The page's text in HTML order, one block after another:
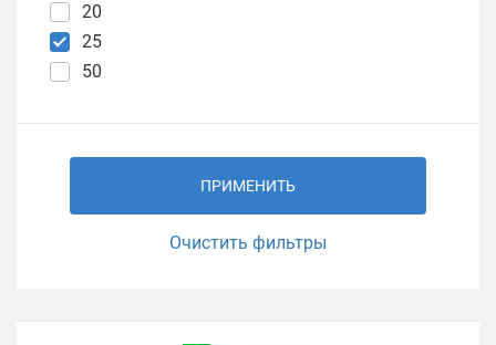
20
25
50
ПРИМЕНИТЬ
Очистить фильтры